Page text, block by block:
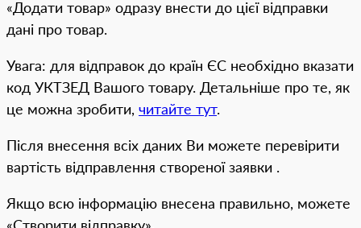
«Додати товар» одразу внести до цієї відправки
дані про товар.
Увага: для відправок до країн ЄС необхідно вказати
код УКТЗЕД Вашого товару. Детальніше про те, як
це можна зробити, читайте тут.
Після внесення всіх даних Ви можете перевірити
вартість відправлення створеної заявки .
Якщо всю інформацію внесена правильно, можете